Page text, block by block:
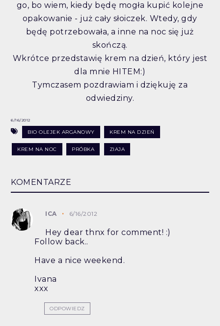
go, bo wiem, kiedy będę mogła kupić kolejne
opakowanie - już cały słoiczek. Wtedy, gdy
będę potrzebowała, a inne na noc się już
skończą.
Wkrótce przedstawię krem na dzień, który jest
dla mnie HITEM:)
Tymczasem pozdrawiam i dziękuję za
odwiedziny.
6/16/2012
BIO OLEJEK ARGANOWY KREM NA DZIEŃ
KREM NA NOC PRÓBKA ZIAJA
KOMENTARZE
ICA 6/16/2012
Hey dear thnx for comment! :)
Follow back..
Have a nice weekend.
Ivana
xxx
ODPOWIEDZ